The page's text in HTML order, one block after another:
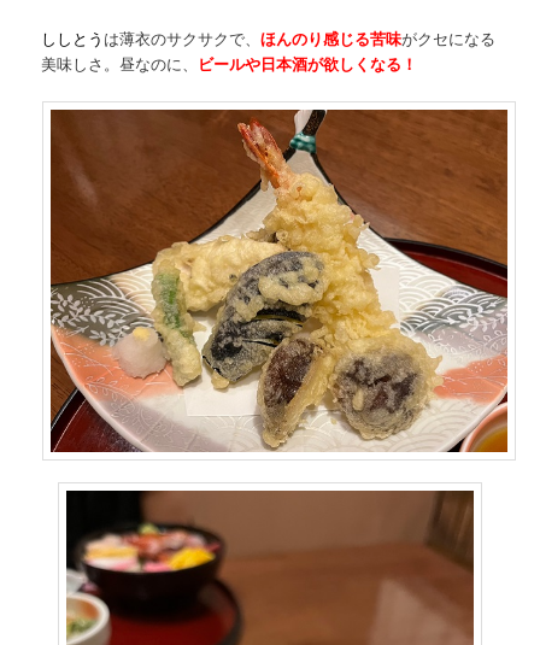
ししとう は薄衣のサクサクで、ほんのり感じる苦味がクセになる
美味しさ。昼なのに、
ビールや日本酒が欲しくなる！